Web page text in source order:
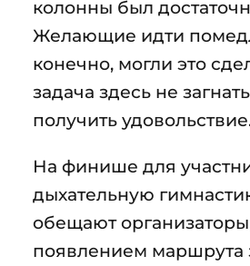
колонны был
Желающие идти
конечно, могли это
задача здесь не
получить
На финише для
дыхательную
обещают
появлением маршрута